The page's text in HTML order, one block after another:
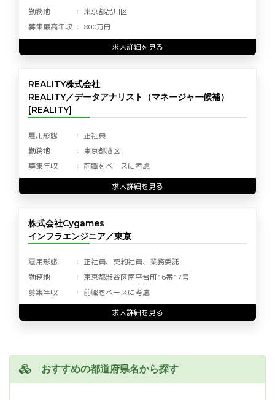
勤務地
東京都品川区
募集最高年収
800万円
求人詳細を見る
REALITY株式会社
REALITY／データアナリスト（マネージャー候補）
[REALITY]
雇用形態
正社員
勤務地
東京都港区
募集年収
前職をベースに考慮
求人詳細を見る
株式会社Cygames
インフラエンジニア／東京
雇用形態
正社員、契約社員、業務委託
勤務地
東京都渋谷区南平台町16番17号
募集年収
前職をベースに考慮
求人詳細を見る
おすすめの都道府県名から探す